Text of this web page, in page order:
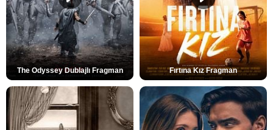
The Odyssey Dublajlı Fragman Fırtına Kız Fragman